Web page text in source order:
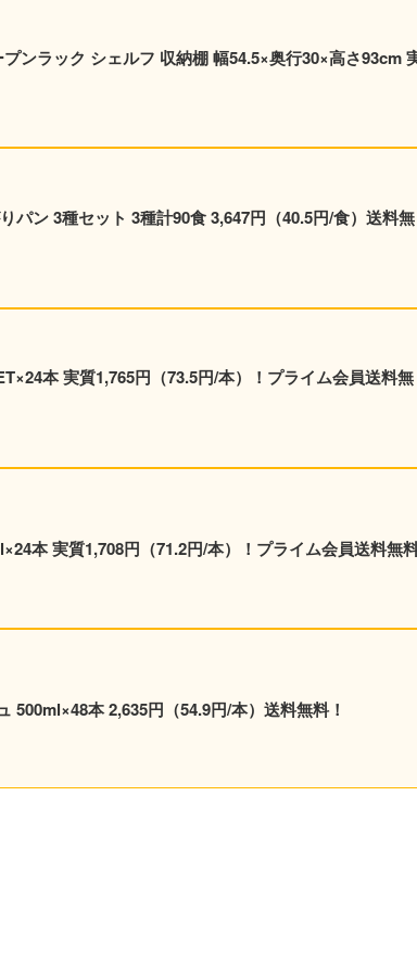
ンラック シェルフ 収納棚 幅54.5×奥行30×高さ93cm
パン 3種セット 3種計90食 3,647円（40.5円/食）送料無
本 実質1,765円（73.5円/本）！プライム会員送料無
本 実質1,708円（71.2円/本）！プライム会員送料無
500ml×48本 2,635円（54.9円/本）送料無料！